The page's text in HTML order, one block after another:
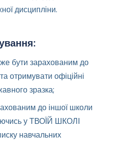
дисципліни.
бути зарахованим до
офіційні
зразка;
до іншої школи
у ТВОЇЙ ШКОЛІ
навчальних